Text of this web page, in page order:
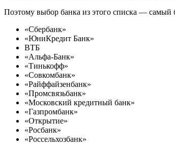
Поэтому выбор банка из этого списка — самый
«Сбербанк»
«ЮниКредит Банк»
ВТБ
«Альфа-Банк»
«Тинькофф»
«Совкомбанк»
«Райффайзенбанк»
«Промсвязьбанк»
«Московский кредитный банк»
«Газпромбанк»
«Открытие»
«Росбанк»
«Россельхозбанк»